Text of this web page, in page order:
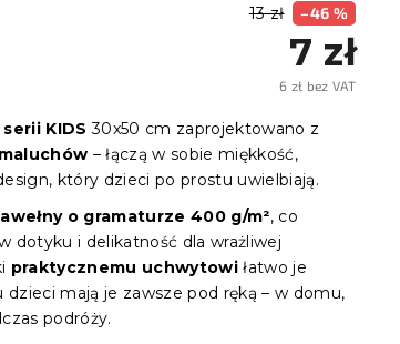
13 zł –46 %
7 zł
6 zł bez VAT
KIDS 30x50 cm zaprojektowano z
– łączą w sobie miękkość,
który dzieci po prostu uwielbiają.
o gramaturze 400 g/m², co
dotyku i delikatność dla wrażliwej
praktycznemu uchwytowi łatwo je
dzieci mają je zawsze pod ręką – w domu,
podróży.